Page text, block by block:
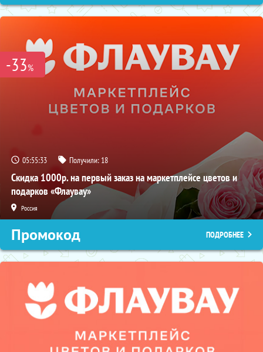
-33%
05:55:32 Получили: 18
Скидка 1000р. на первый заказ на маркетплейсе цветов и
подарков «Флаувау»
Россия
Промокод ПОДРОБНЕЕ